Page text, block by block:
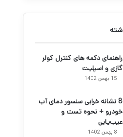
راهنمای دکمه های کنترل کولر
گازی و اسپلیت
15 بهمن 1402
8 نشانه خرابی سنسور دمای آب
خودرو + نحوه تست و
عیب‌یابی
8 بهمن 1402